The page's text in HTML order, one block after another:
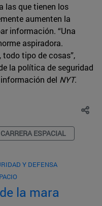
las que tienen los
aumenten la
información. “Una
aspiradora.
tipo de cosas”,
la política de seguridad
del NYT.
CARRERA ESPACIAL
Y DEFENSA
la mara